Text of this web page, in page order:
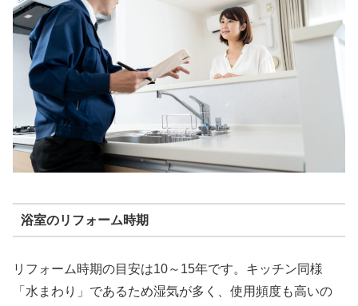
浴室のリフォーム時期
リフォーム時期の目安は10～15年です。キッチン同様
「水まわり」であるため湿気が多く、使用頻度も高いの